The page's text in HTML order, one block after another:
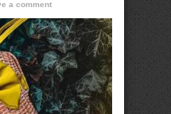
a comment